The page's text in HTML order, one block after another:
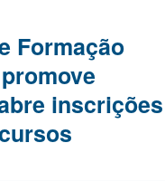
Formação
inscrições